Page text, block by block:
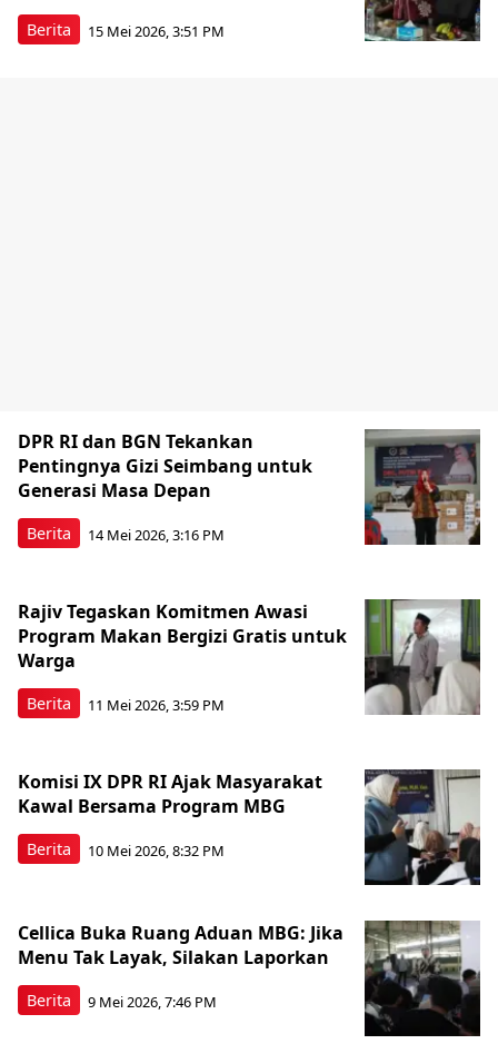
Berita 15 Mei 2026, 3:51 PM
Berita
DPR RI dan BGN Tekankan
Pentingnya Gizi Seimbang untuk
Generasi Masa Depan
14 Mei 2026, 3:16 PM
Berita
Rajiv Tegaskan Komitmen Awasi
Program Makan Bergizi Gratis untuk
Warga
11 Mei 2026, 3:59 PM
Berita
Komisi IX DPR RI Ajak Masyarakat
Kawal Bersama Program MBG
10 Mei 2026, 8:32 PM
Berita
Cellica Buka Ruang Aduan MBG: Jika
Menu Tak Layak, Silakan Laporkan
9 Mei 2026, 7:46 PM